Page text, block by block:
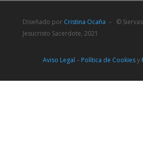
Diseñado por Cristina Ocaña – ©
Jesucristo Sacerdote, 2021
Aviso Legal – Política de Cookiesy